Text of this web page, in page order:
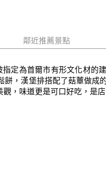
鄰近推薦景點
定為首爾市有形文化材
，漢堡排搭配了菇蕈做
，味道更是可口好吃，是